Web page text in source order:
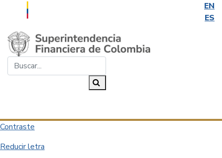
EN
ES
Saltar al contenido principal
Contraste
Reducir letra